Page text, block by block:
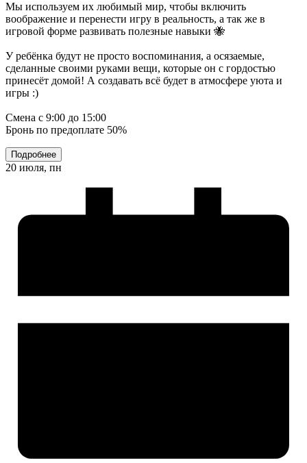
Мы используем их любимый мир, чтобы включить
воображение и перенести игру в реальность, а так же в
игровой форме развивать полезные навыки 🐝
У ребёнка будут не просто воспоминания, а осязаемые,
сделанные своими руками вещи, которые он с гордостью
принесёт домой! А создавать всё будет в атмосфере уюта и
игры :)
Смена с 9:00 до 15:00
Бронь по предоплате 50%
Подробнее
20 июля, пн